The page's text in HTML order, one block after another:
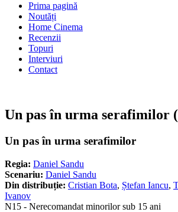
Prima pagină
Noutăți
Home Cinema
Recenzii
Topuri
Interviuri
Contact
Un pas în urma serafimilor
Un pas în urma serafimilor
Regia: Daniel Sandu
Scenariu: Daniel Sandu
Din distribuție: Cristian Bota, Ștefan Iancu,
Ivanov
N15 - Nerecomandat minorilor sub 15 ani